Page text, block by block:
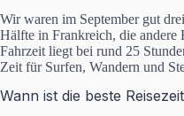
Wir waren im September gut
Hälfte in Frankreich, die
Fahrzeit liegt bei rund 25
Zeit für Surfen, Wandern und
Wann ist die beste